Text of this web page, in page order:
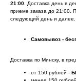
21:00. Доставка день в
приеме заказа до 21:00.
следующий день и далее.
Самовывоз -
Доставка по Минску, в
от 150 рублей -